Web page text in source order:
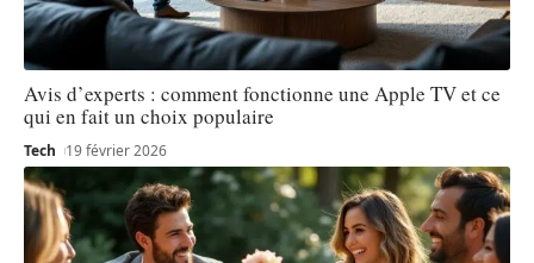
Avis d’experts : comment fonctionne une Apple TV et ce
qui en fait un choix populaire
Tech 19 février 2026